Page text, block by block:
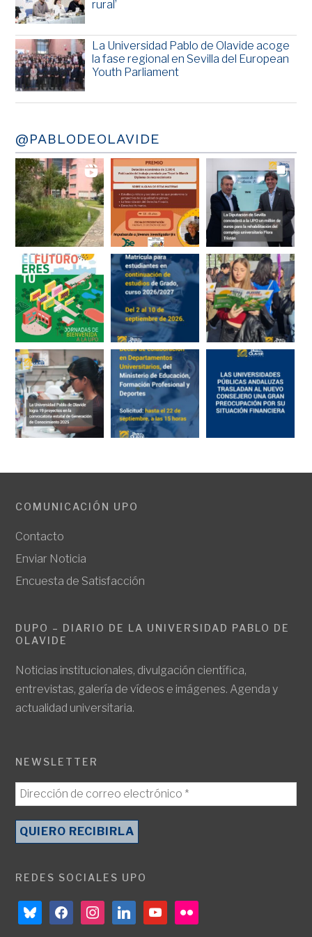
rural’
La Universidad Pablo de Olavide acoge
la fase regional en Sevilla del European
Youth Parliament
@PABLODEOLAVIDE
COMUNICACIÓN UPO
Contacto
Enviar Noticia
Encuesta de Satisfacción
DUPO – DIARIO DE LA UNIVERSIDAD PABLO DE
OLAVIDE
Noticias institucionales, divulgación científica,
entrevistas, galería de vídeos e imágenes. Agenda y
actualidad universitaria.
NEWSLETTER
REDES SOCIALES UPO
blueskyfacebookinstagramlinkedinyoutubeflickr